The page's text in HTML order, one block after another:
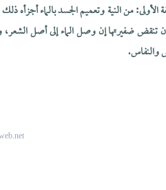
من النية وتعميم الجسد بالماء أجزأه
تنقض ضفيرتها إن وصل الماء إلى أصل
والنفاس.